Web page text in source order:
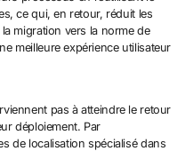
ce qui, en retour, réduit les
migration vers la norme de
meilleure expérience utilisateur
pas à atteindre le retour
déploiement. Par
de localisation spécialisé dans